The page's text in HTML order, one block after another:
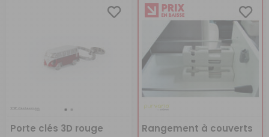
Porte clés 3D rouge Rangement à couverts